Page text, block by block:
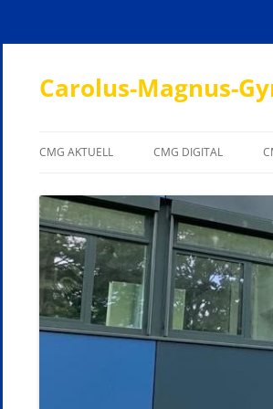
Carolus-Magnus-
CMG AKTUELL
UNTERRICHTSZEITEN
ANSPRECHPARTNER
LEHRERSPRECHSTUNDEN
CMG DIGITAL
EVALUATION